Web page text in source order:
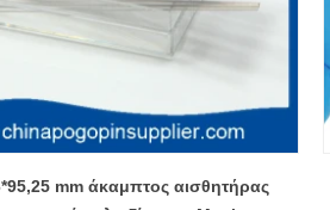
mm άκαμπτος αισθητήρας